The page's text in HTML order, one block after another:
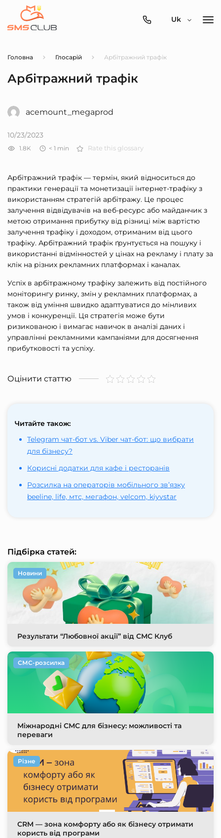
0800-
Uk
Головна Глосарій Арбітражний трафік
Арбітражний трафік
acemount_megaprod
10/23/2023
1.8K < 1 min Rate this glossary
Арбітражний трафік — термін, який відноситься до
практики генерації та монетизації інтернет-трафіку з
використанням стратегій арбітражу. Це процес
залучення відвідувачів на веб-ресурс або майданчик з
метою отримання прибутку від різниці між вартістю
залучення трафіку і доходом, отриманим від цього
трафіку. Арбітражний трафік ґрунтується на пошуку і
використанні відмінностей у цінах на рекламу і плату за
клік на різних рекламних платформах і каналах.
Успіх в арбітражному трафіку залежить від постійного
моніторингу ринку, змін у рекламних платформах, а
також від уміння швидко адаптуватися до мінливих
умов і конкуренції. Ця стратегія може бути
ризикованою і вимагає навичок в аналізі даних і
управлінні рекламними кампаніями для досягнення
прибутковості та успіху.
Оцінити статтю
Читайте також:
Telegram чат-бот vs. Viber чат-бот: що вибрати
для бізнесу?
Корисні додатки для кафе і ресторанів
Розсилка на операторів мобільного зв’язку
beeline, life, мтс, мегафон, velcom, kiyvstar
Підбірка статей:
Результати “Любовної акції” від СМС Клуб
Новини
Міжнародні СМС для бізнесу: можливості та
переваги
СМС-розсилка
CRM — зона комфорту або як бізнесу отримати
користь від програми
Різне